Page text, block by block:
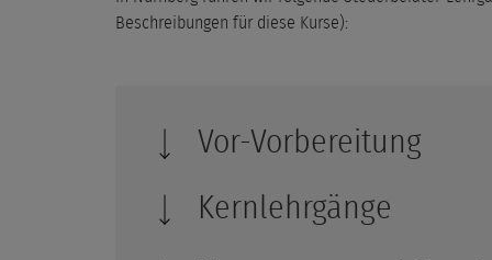
Beschreibungen für diese Kurse):
Vor-Vorbereitung
Kernlehrgänge